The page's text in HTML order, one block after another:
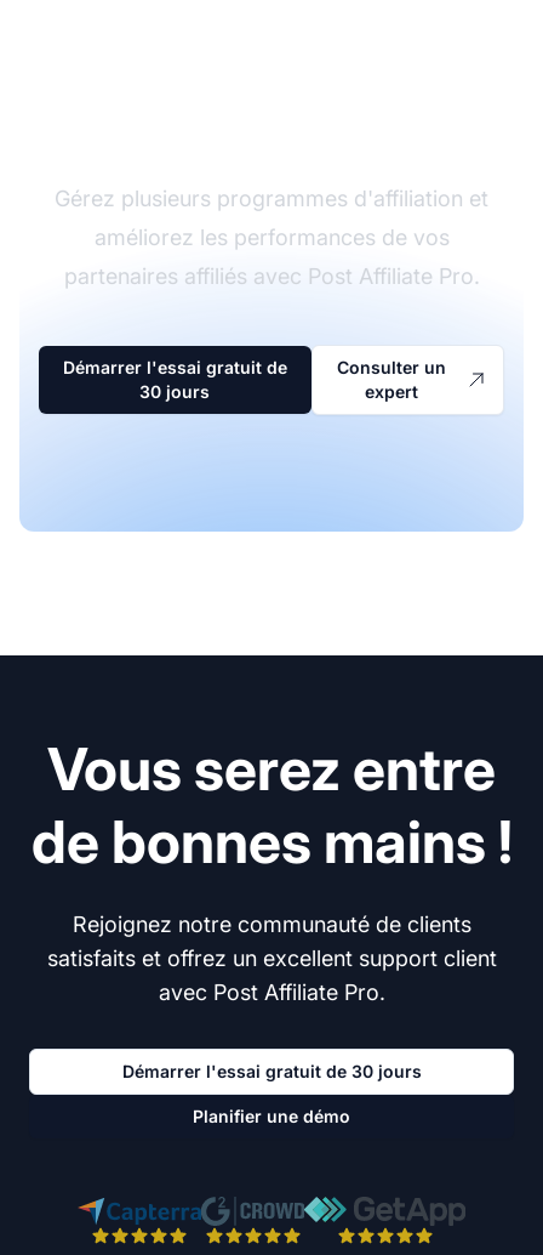
Gérez plusieurs programmes d'affiliation et
améliorez les performances de vos
partenaires affiliés avec Post Affiliate Pro.
Démarrer l'essai gratuit de
30 jours
Consulter un
expert
Vous serez entre
de bonnes mains !
Rejoignez notre communauté de clients
satisfaits et offrez un excellent support client
avec Post Affiliate Pro.
Démarrer l'essai gratuit de 30 jours
Planifier une démo